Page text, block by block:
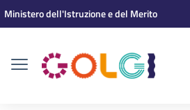
Vai ai contenuti
Vai al menu di navigazione
Vai al footer
Ministero dell'Istruzione e del Merito